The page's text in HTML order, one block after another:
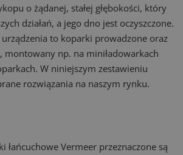
o żądanej, stałej głębokości, który
działań, a jego dno jest oczyszczone.
to koparki prowadzone oraz
montowany np. na miniładowarkach
W niniejszym zestawieniu
rozwiązania na naszym rynku.
łańcuchowe Vermeer przeznaczone są